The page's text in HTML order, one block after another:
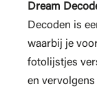
Dream
Decoden is
waarbij je
fotolijstjes
en